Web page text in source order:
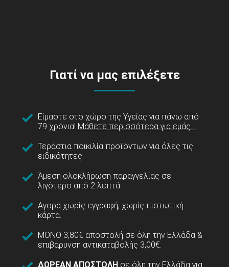
Γιατί να μας επιλέξετε
Είμαστε στο χώρο της Υγείας για πάνω από
79 χρόνια! Μάθετε περισσότερα για εμάς...
Τεράστια ποικιλία προϊόντων για όλες τις
ειδικότητες.
Άμεση ολοκλήρωση παραγγελίας σε
λιγότερο από 2 λεπτά.
Αγορά χωρίς εγγραφή, χωρίς πιστωτική
κάρτα.
ΜΟΝΟ 3,80€ αποστολή σε όλη την Ελλάδα &
επιβάρυνση αντικαταβολής 3,00€.
ΔΩΡΕΑΝ ΑΠΟΣΤΟΛΗ σε όλη την Ελλάδα για